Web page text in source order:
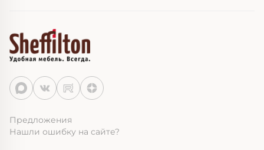
Предложения
Нашли ошибку на сайте?